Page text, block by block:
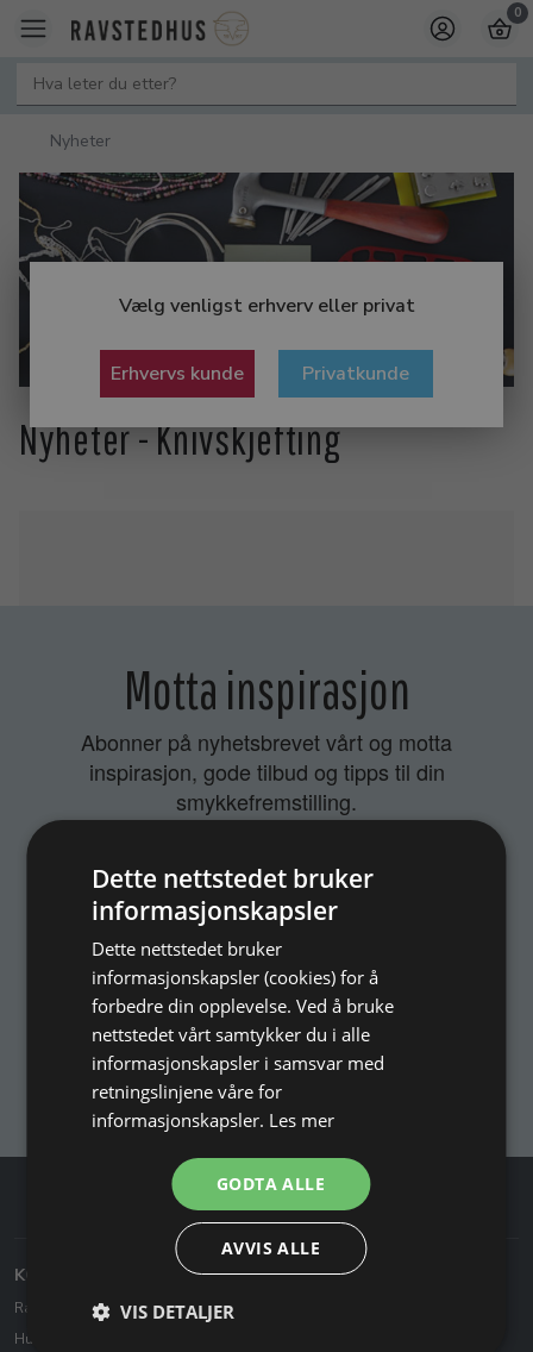
Vælg venligst erhverv eller privat
Erhvervs kunde Privatkunde
0
Nyheter
Nyheter - Knivskjefting
Motta inspirasjon
Abonner på nyhetsbrevet vårt og motta
inspirasjon, gode tilbud og tipps til din
smykkefremstilling.
personvernpolitikk.
Abonner
KONTAKT OSS
Ravstedhus - Edeltek AS
Husvikveien 14, 1 etasje
KUNDESERVICE
Dette nettstedet bruker
informasjonskapsler
Dette nettstedet bruker
informasjonskapsler (cookies) for å
forbedre din opplevelse. Ved å bruke
nettstedet vårt samtykker du i alle
informasjonskapsler i samsvar med
retningslinjene våre for
informasjonskapsler. Les mer
GODTA ALLE
AVVIS ALLE
VIS DETALJER